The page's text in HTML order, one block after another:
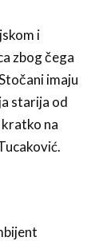
i
zbog čega
imaju
starija od
na